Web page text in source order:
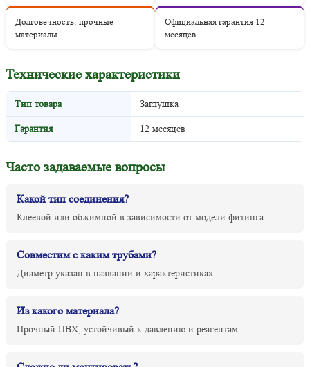
Долговечность: прочные
материалы
Официальная гарантия 12
месяцев
Технические характеристики
Тип товара Заглушка
Гарантия 12 месяцев
Часто задаваемые вопросы
Какой тип соединения?
Клеевой или обжимной в зависимости от модели фитинга.
Совместим с каким трубами?
Диаметр указан в названии и характеристиках.
Из какого материала?
Прочный ПВХ, устойчивый к давлению и реагентам.